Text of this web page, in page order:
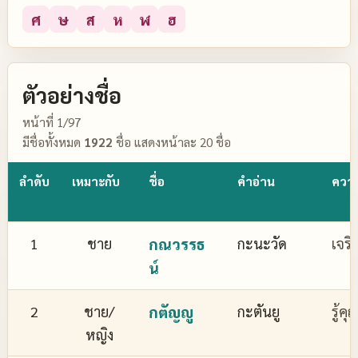
ศ ษ ส ห ฬ ฮ
ตัวอย่างชื่อ
หน้าที่ 1/97
มีชื่อทั้งหมด 1922 ชื่อ แสดงหน้าละ 20 ชื่อ
ลำดับ เหมาะกับ ชื่อ คำอ่าน คว
1 ชาย
กณวรรธ
น์
กะนะวัด เจ
2
ชาย/
หญิง
กตัญญู กะตันยู รู้คุ